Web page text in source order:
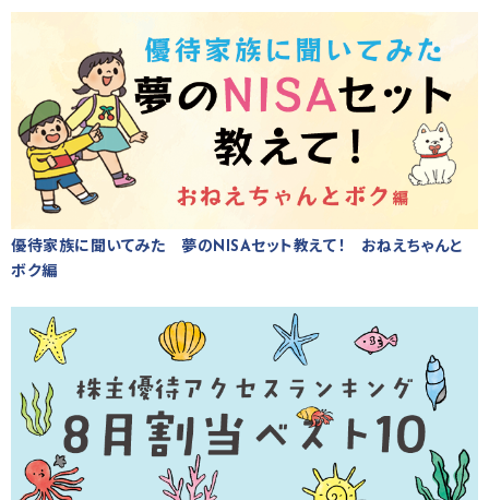
優待家族に聞いてみた 夢のNISAセット教えて！ おねえちゃんと
ボク編